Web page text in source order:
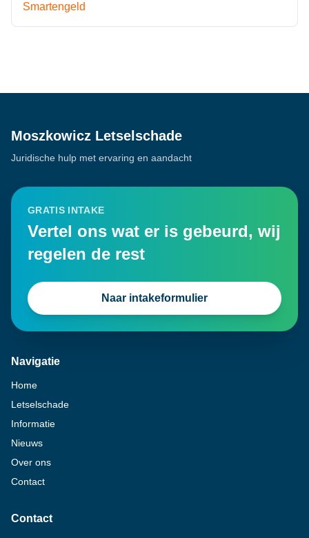
Smartengeld
Moszkowicz Letselschade
Juridische hulp met ervaring en aandacht
GRATIS INTAKE
Vertel ons wat er is gebeurd, wij
regelen de rest
Naar intakeformulier
Navigatie
Home
Letselschade
Informatie
Nieuws
Over ons
Contact
Contact